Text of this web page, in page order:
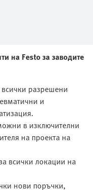
на Festo за заводите
разрешени
и
в изключителни
на проекта на
всички локации на
нови поръчки,